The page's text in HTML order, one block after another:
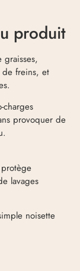
produit
graisses,
de freins, et
charges
provoquer de
lavages
noisette